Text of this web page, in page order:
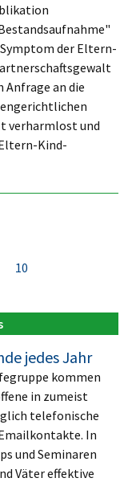
der Eltern-
Anfrage an die
verharmlost und
Kind-
10
jedes Jahr
kommen
in zumeist
telefonische
In
und Seminaren
Väter effektive